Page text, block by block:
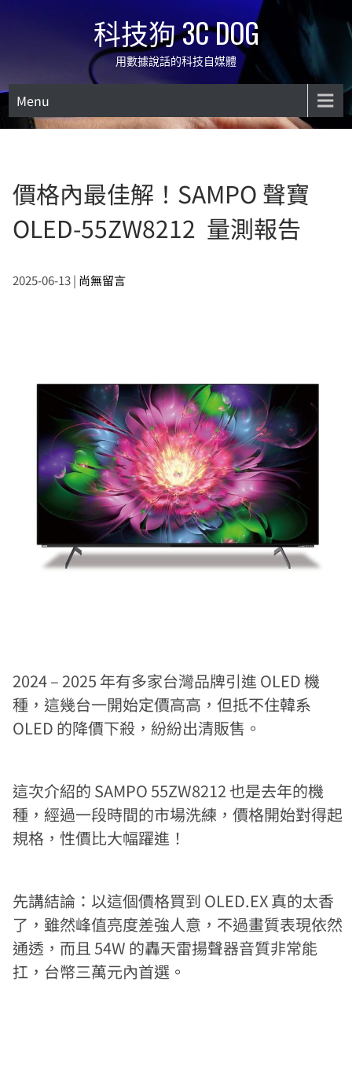
科技狗 3C DOG
用數據說話的科技自媒體
Menu
價格內最佳解！SAMPO 聲寶
OLED-55ZW8212 量測報告
2025-06-13| 尚無留言
2024 – 2025 年有多家台灣品牌引進 OLED 機
種，這幾台一開始定價高高，但抵不住韓系
OLED 的降價下殺，紛紛出清販售。
這次介紹的 SAMPO 55ZW8212 也是去年的機
種，經過一段時間的市場洗練，價格開始對得起
規格，性價比大幅躍進！
先講結論：以這個價格買到 OLED.EX 真的太香
了，雖然峰值亮度差強人意，不過畫質表現依然
通透，而且 54W 的轟天雷揚聲器音質非常能
扛，台幣三萬元內首選。